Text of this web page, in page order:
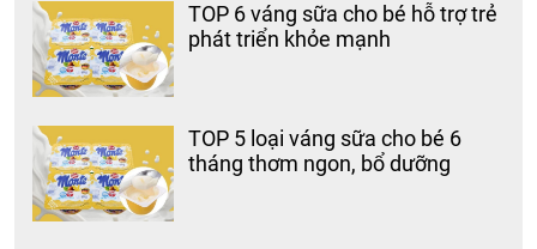
TOP 6 váng sữa cho bé hỗ trợ trẻ
phát triển khỏe mạnh
TOP 5 loại váng sữa cho bé 6
tháng thơm ngon, bổ dưỡng